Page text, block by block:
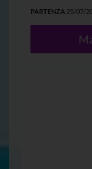
PARTENZA 25/07/